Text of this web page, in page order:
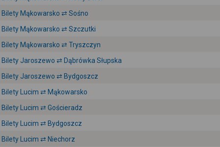
Bilety Mąkowarsko ⇄ Sośno
Bilety Mąkowarsko ⇄ Szczutki
Bilety Mąkowarsko ⇄ Tryszczyn
Bilety Jaroszewo ⇄ Dąbrówka Słupska
Bilety Jaroszewo ⇄ Bydgoszcz
Bilety Lucim ⇄ Mąkowarsko
Bilety Lucim ⇄ Gościeradz
Bilety Lucim ⇄ Bydgoszcz
Bilety Lucim ⇄ Niechorz